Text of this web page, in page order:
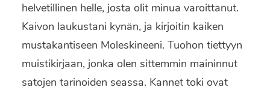
helvetillinen helle, josta olit minua varoittanut.
Kaivon laukustani kynän, ja kirjoitin kaiken
mustakantiseen Moleskineeni. Tuohon tiettyyn
muistikirjaan, jonka olen sittemmin maininnut
satojen tarinoiden seassa. Kannet toki ovat